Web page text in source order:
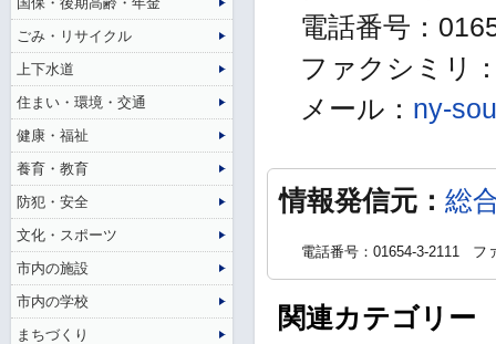
電話番号：
ファクシミリ
メール： ny-
情報発信元： 総
電話番号：01654-3-2111 フ
関連カテゴリー
ごみ・リサイクル
上下水道
住まい・環境・交通
健康・福祉
養育・教育
防犯・安全
文化・スポーツ
市内の施設
市内の学校
まちづくり